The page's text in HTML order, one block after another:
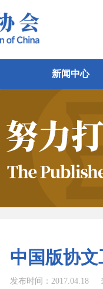
新闻中心
中国版协
发布时间：2017.04.18